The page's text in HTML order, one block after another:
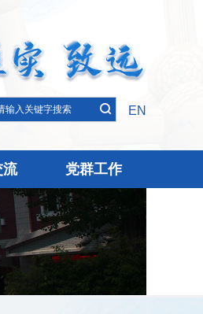
EN
流 党群工作